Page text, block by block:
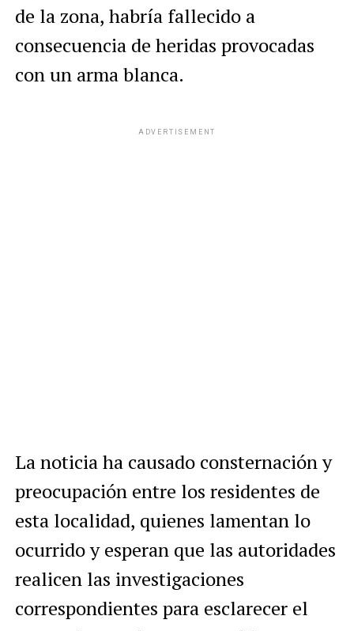
de la zona, habría fallecido a
consecuencia de heridas provocadas
con un arma blanca.
ADVERTISEMENT
La noticia ha causado consternación y
preocupación entre los residentes de
esta localidad, quienes lamentan lo
ocurrido y esperan que las autoridades
realicen las investigaciones
correspondientes para esclarecer el